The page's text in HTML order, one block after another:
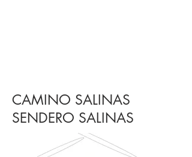
CAMINO SALINAS
SENDERO SALINAS